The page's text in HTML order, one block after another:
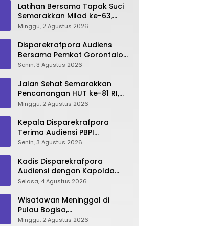
Latihan Bersama Tapak Suci
Semarakkan Milad ke-63,
Sultan Kalupe Ajak Atlet
Minggu, 2 Agustus 2026
Disparekrafpora Audiens
Bersama Pemkot Gorontalo
Bahas Dukungan GKK 2026
Senin, 3 Agustus 2026
Jalan Sehat Semarakkan
Pencanangan HUT ke-81 RI,
Danau Perintis Jadi Etalase
Minggu, 2 Agustus 2026
Kepala Disparekrafpora
Terima Audiensi PBPI
Gorontalo.
Senin, 3 Agustus 2026
Kadis Disparekrafpora
Audiensi dengan Kapolda
Gorontalo, Perkuat Sinergi
Karnaval Karawo 2026
Selasa, 4 Agustus 2026
Wisatawan Meninggal di
Pulau Bogisa,
Disparekrafpora Sampaikan
Minggu, 2 Agustus 2026